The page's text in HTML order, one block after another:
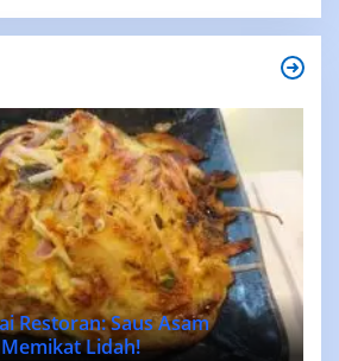
Restoran: Saus Asam
Lidah!